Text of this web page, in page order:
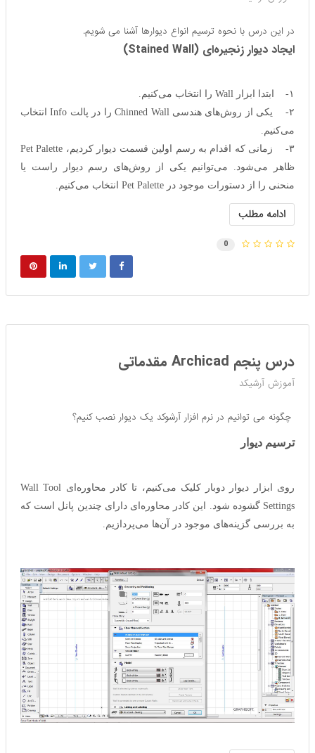
در این درس با نحوه ترسیم انواع دیوارها آشنا می شویم.
ایجاد دیوار زنجیره‌ای (Stained Wall)
۱- ابتدا ابزار Wall را انتخاب می‌کنیم.
۲- یکی از روش‌های هندسی Chinned Wall را در پالت Info انتخاب
می‌کنیم.
۳- زمانی که اقدام به رسم اولین قسمت دیوار کردیم، Pet Palette
ظاهر می‌شود. می‌توانیم یکی از روش‌های رسم دیوار راست یا
منحنی را از دستورات موجود در Pet Palette انتخاب می‌کنیم.
ادامه مطلب
0
درس پنجم Archicad مقدماتی
آموزش آرشیکد
چگونه می توانیم در نرم افزار آرشوکد یک دیوار نصب کنیم؟
ترسیم دیوار
روی ابزار دیوار دوبار کلیک می‌کنیم، تا کادر محاوره‌ای Wall Tool
Settings گشوده شود. این کادر محاوره‌ای دارای چندین پانل است که
به بررسی گزینه‌های موجود در آن‌ها می‌پردازیم.